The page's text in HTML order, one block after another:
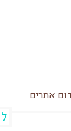
אתרים